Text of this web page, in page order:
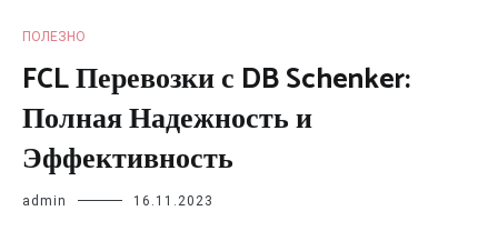
ПОЛЕЗНО
FCL Перевозки с DB Schenker:
Полная Надежность и
Эффективность
admin 16.11.2023